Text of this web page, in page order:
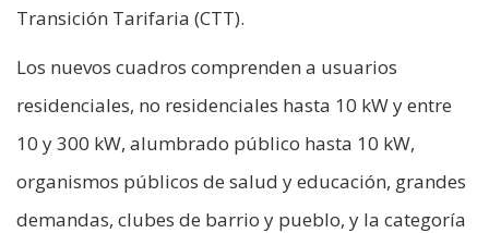
Transición Tarifaria (CTT).
Los nuevos cuadros comprenden a usuarios
residenciales, no residenciales hasta 10 kW y entre
10 y 300 kW, alumbrado público hasta 10 kW,
organismos públicos de salud y educación, grandes
demandas, clubes de barrio y pueblo, y la categoría